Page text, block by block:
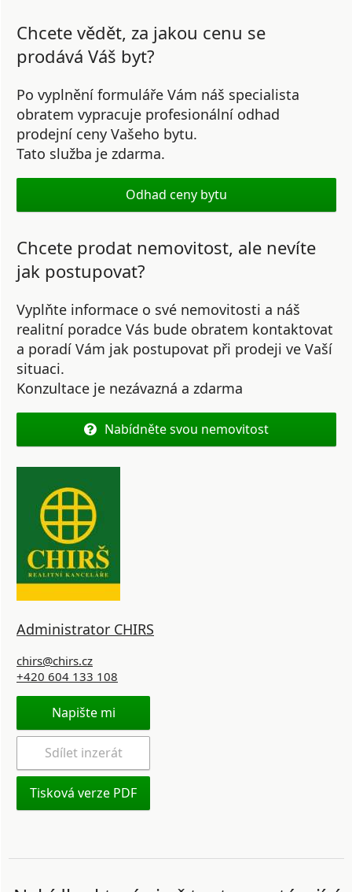
Chcete vědět, za jakou cenu se
prodává Váš byt?
Po vyplnění formuláře Vám náš specialista
obratem vypracuje profesionální odhad
prodejní ceny Vašeho bytu.
Tato služba je zdarma.
Odhad ceny bytu
Chcete prodat nemovitost, ale nevíte
jak postupovat?
Vyplňte informace o své nemovitosti a náš
realitní poradce Vás bude obratem kontaktovat
a poradí Vám jak postupovat při prodeji ve Vaší
situaci.
Konzultace je nezávazná a zdarma
Nabídněte svou nemovitost
Administrator CHIRS
chirs@chirs.cz
+420 604 133 108
Napište mi
Sdílet inzerát
Tisková verze PDF